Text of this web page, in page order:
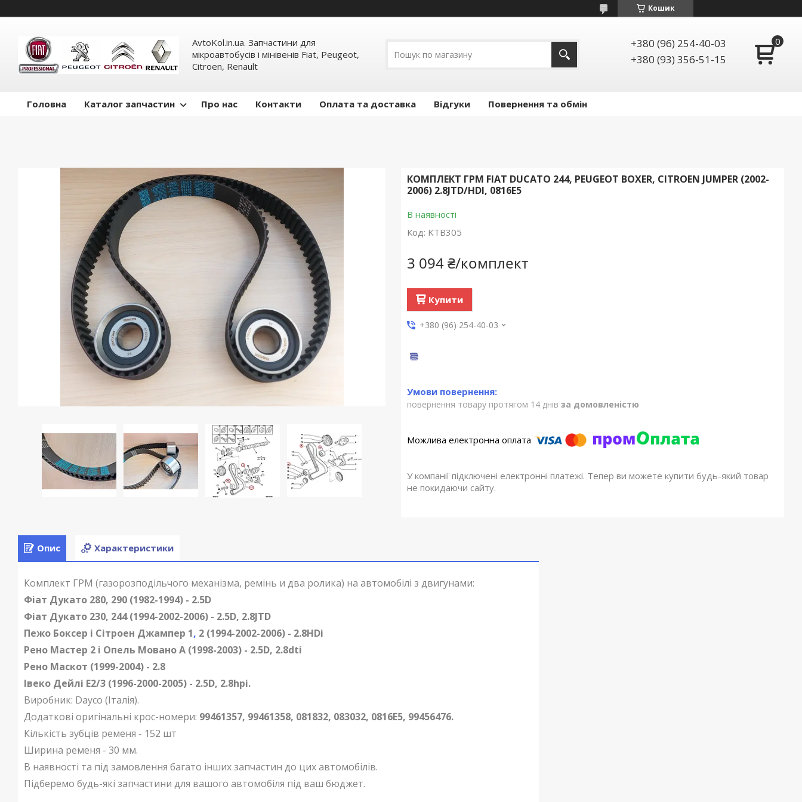
Кошик
AvtoKol.in.ua. Запчастини для
мікроавтобусів і мінівенів Fiat, Peugeot,
Citroen, Renault
+380 (96) 254-40-03
+380 (93) 356-51-15
Головна Каталог запчастин Про нас Контакти Оплата та доставка Відгуки Повернення та обмін
КОМПЛЕКТ ГРМ FIAT DUCATO 244, PEUGEOT BOXER, CITROEN JUMPER (2002-
2006) 2.8JTD/HDI, 0816E5
В наявності
Код: KTB305
3 094 ₴/комплект
Купити
+380 (96) 254-40-03
повернення товару протягом 14 днів за домовленістю
У компанії підключені електронні платежі. Тепер ви можете купити будь-який товар
не покидаючи сайту.
Опис Характеристики
Комплект ГРМ (газорозподільчого механізма, ремінь и два ролика) на автомобілі з двигунами:
Фіат Дукато 280, 290 (1982-1994) - 2.5D
Фіат Дукато 230, 244 (1994-2002-2006) - 2.5D, 2.8JTD
Пежо Боксер і Сітроен Джампер 1, 2 (1994-2002-2006) - 2.8HDi
Рено Мастер 2 і Опель Мовано А (1998-2003) - 2.5D, 2.8dti
Рено Маскот (1999-2004) - 2.8
Івеко Дейлі Е2/3 (1996-2000-2005) - 2.5D, 2.8hpi.
Виробник: Dayco (Італія).
Додаткові оригінальні крос-номери: 99461357, 99461358, 081832, 083032, 0816E5, 99456476.
Кількість зубців ременя - 152 шт
Ширина ременя - 30 мм.
В наявності та під замовлення багато інших запчастин до цих автомобілів.
Підберемо будь-які запчастини для вашого автомобіля під ваш бюджет.